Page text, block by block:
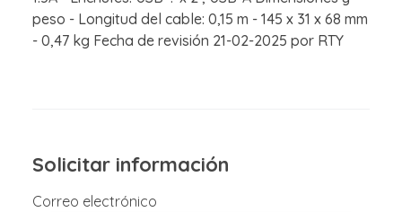
peso - Longitud del cable: 0,15 m - 145 x 31 x 68 mm
- 0,47 kg Fecha de revisión 21-02-2025 por RTY
Solicitar información
Correo electrónico